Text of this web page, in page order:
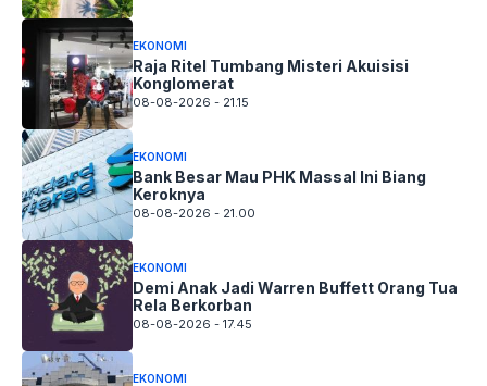
EKONOMI
Raja Ritel Tumbang Misteri Akuisisi
Konglomerat
08-08-2026 - 21.15
EKONOMI
Bank Besar Mau PHK Massal Ini Biang
Keroknya
08-08-2026 - 21.00
EKONOMI
Demi Anak Jadi Warren Buffett Orang Tua
Rela Berkorban
08-08-2026 - 17.45
EKONOMI